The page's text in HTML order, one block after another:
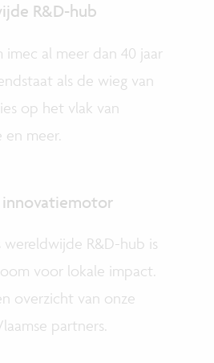
R&D-hub
al meer dan 40 jaar
als de wieg van
op het vlak van
meer.
innovatiemotor
R&D-hub is
voor lokale impact.
overzicht van onze
partners.